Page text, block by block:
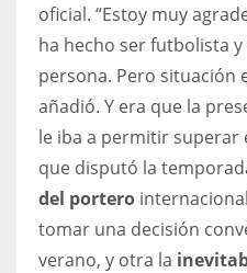
DEN
24
PIT
20
NE
16
oficial. “Estoy muy
ha hecho ser futbolista
persona. Pero situación
añadió. Y era que la
le iba a permitir
que disputó la
del portero
tomar una decisión
verano, y otra la